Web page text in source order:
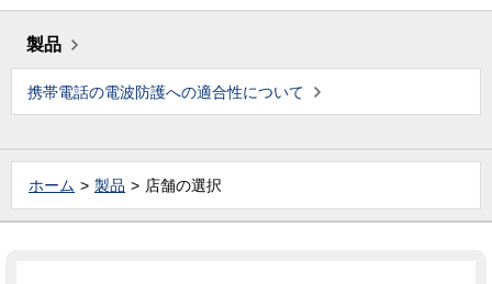
製品
携帯電話の電波防護への適合性について
ホーム 製品 店舗の選択